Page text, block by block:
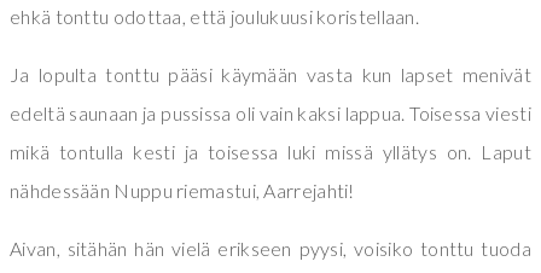
ehkä tonttu odottaa, että joulukuusi koristellaan.
Ja lopulta tonttu pääsi käymään vasta kun lapset menivät
edeltä saunaan ja pussissa oli vain kaksi lappua. Toisessa viesti
mikä tontulla kesti ja toisessa luki missä yllätys on. Laput
nähdessään Nuppu riemastui, Aarrejahti!
Aivan, sitähän hän vielä erikseen pyysi, voisiko tonttu tuoda